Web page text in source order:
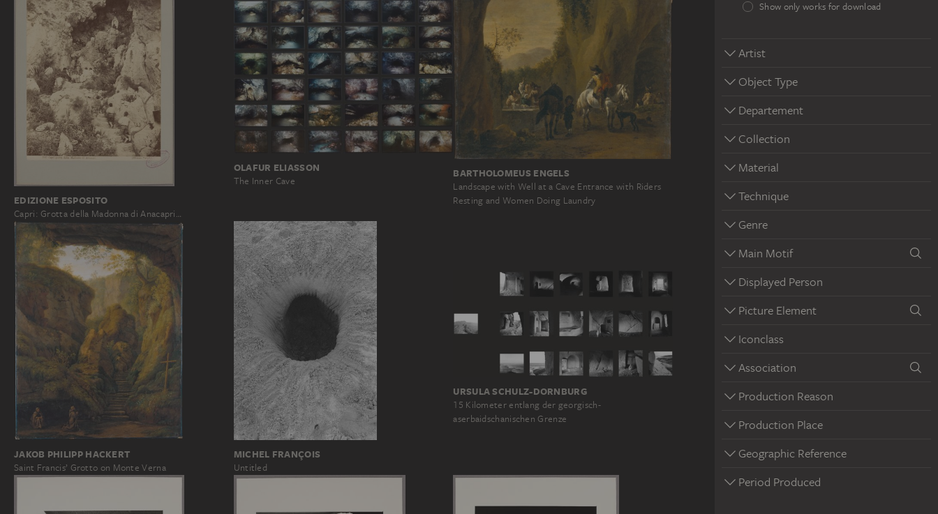
Show only works for download
Artist
Object Type
Departement
Collection
Material
Technique
Genre
Main Motif
Displayed Person
Picture Element
Iconclass
Association
Production Reason
Production Place
Geographic Reference
Period Produced
EDIZIONE ESPOSITO
Capri: Grotta della Madonna di Anacapri…
OLAFUR ELIASSON
The Inner Cave
BARTHOLOMEUS ENGELS
Landscape with Well at a Cave Entrance with Riders
Resting and Women Doing Laundry
JAKOB PHILIPP HACKERT
Saint Francis’ Grotto on Monte Verna
MICHEL FRANÇOIS
Untitled
URSULA SCHULZ-DORNBURG
15 Kilometer entlang der georgisch-
aserbaidschanischen Grenze